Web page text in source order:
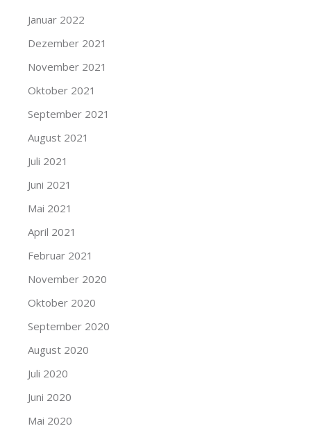
Januar 2022
Dezember 2021
November 2021
Oktober 2021
September 2021
August 2021
Juli 2021
Juni 2021
Mai 2021
April 2021
Februar 2021
November 2020
Oktober 2020
September 2020
August 2020
Juli 2020
Juni 2020
Mai 2020